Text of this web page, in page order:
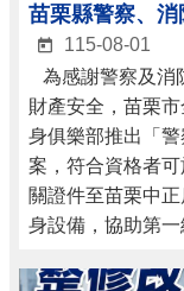
115-08-01
為感謝警察及消
財產安全，苗栗
身俱樂部推出「
案，符合資格者
關證件至苗栗中
身設備，協助第